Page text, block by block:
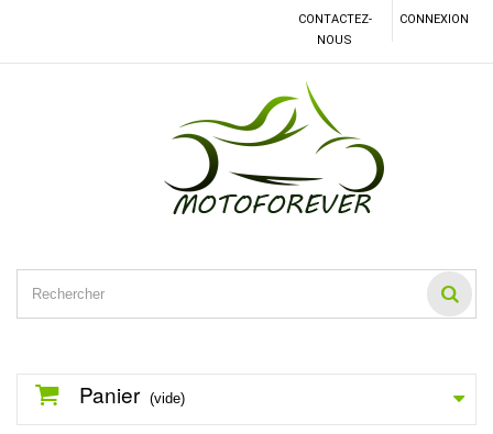
CONNEXION
CONTACTEZ-
NOUS
Panier (vide)